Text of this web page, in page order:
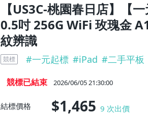
【US3C-桃園春日店】【
0.5吋 256G WiFi 玫瑰金
紋辨識
競標 #一元起標 #iPad #二手平板
競標已結束 2026/06/05 21:30:00
結標價格 $1,465 9 次出價